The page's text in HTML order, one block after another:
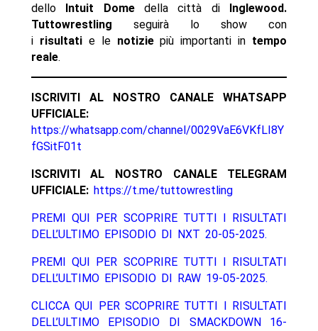
delloIntuit Domedella città di Inglewood.
Tuttowrestling seguirà lo show con
i risultatie le notiziepiù importanti in tempo
reale.
ISCRIVITI AL NOSTRO CANALE WHATSAPP
UFFICIALE:
https://whatsapp.com/channel/0029VaE6VKfLI8Y
fGSitF01t
ISCRIVITI AL NOSTRO CANALE TELEGRAM
UFFICIALE: https://t.me/tuttowrestling
PREMI QUI PER SCOPRIRE TUTTI I RISULTATI
DELL’ULTIMO EPISODIO DI NXT 20-05-2025.
PREMI QUI PER SCOPRIRE TUTTI I RISULTATI
DELL’ULTIMO EPISODIO DI RAW 19-05-2025.
CLICCA QUI PER SCOPRIRE TUTTI I RISULTATI
DELL’ULTIMO EPISODIO DI SMACKDOWN 16-